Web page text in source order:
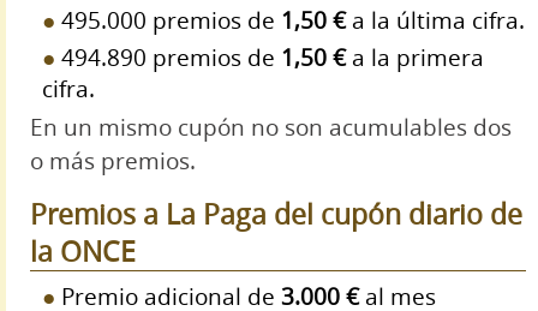
495.000 premios de 1,50 €a la última cifra.
494.890 premios de 1,50 €a la primera
cifra.
En un mismo cupón no son acumulables dos
o más premios.
Premios a La Paga del cupón diario de
la ONCE
Premio adicional de 3.000 €al mes